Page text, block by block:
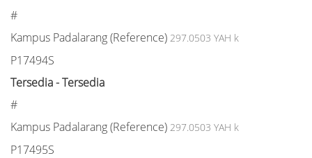
#
Kampus Padalarang (Reference) 297.0503 YAH k
P17494S
Tersedia - Tersedia
#
Kampus Padalarang (Reference) 297.0503 YAH k
P17495S